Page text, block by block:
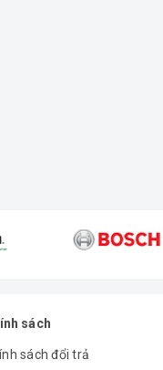
sách
sách đổi trả